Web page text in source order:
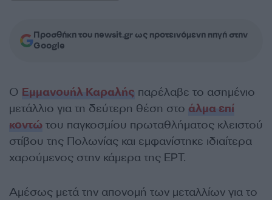
Προσθήκη του newsit.gr ως προτεινόμενη πηγή στην
Google
Ο Εμμανουήλ Καραλής παρέλαβε τo ασημένιο
μετάλλιο για τη δεύτερη θέση στο άλμα επί
κοντώ του παγκοσμίου πρωταθλήματος κλειστού
στίβου της Πολωνίας και εμφανίστηκε ιδιαίτερα
χαρούμενος στην κάμερα της ΕΡΤ.
Αμέσως μετά την απονομή των μεταλλίων για το